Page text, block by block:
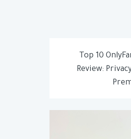
Top 10
Review: